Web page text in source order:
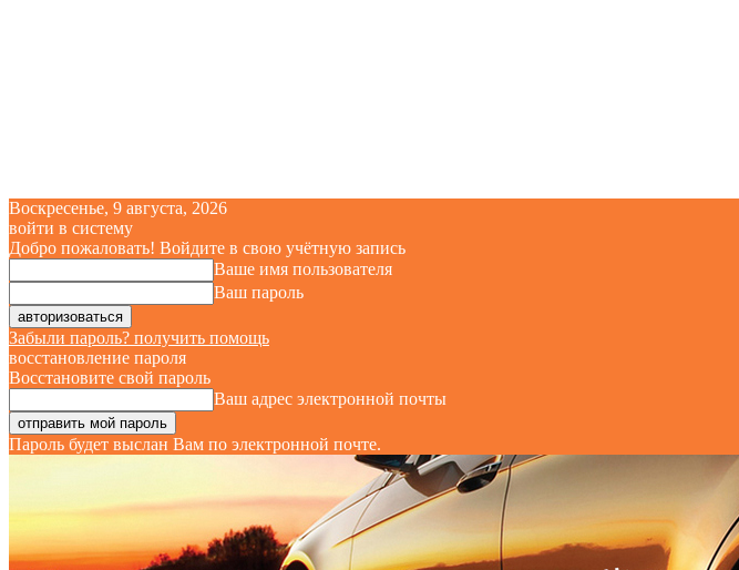
Воскресенье, 9 августа, 2026
войти в систему
Добро пожаловать! Войдите в свою учётную запись
Ваше имя пользователя
Ваш пароль
Забыли пароль? получить помощь
восстановление пароля
Восстановите свой пароль
Ваш адрес электронной почты
Пароль будет выслан Вам по электронной почте.